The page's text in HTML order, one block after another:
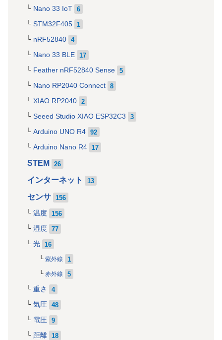
Nano 33 IoT 6
STM32F405 1
nRF52840 4
Nano 33 BLE 17
Feather nRF52840 Sense 5
Nano RP2040 Connect 8
XIAO RP2040 2
Seeed Studio XIAO ESP32C3 3
Arduino UNO R4 92
Arduino Nano R4 17
STEM 26
インターネット 13
センサ 156
温度 156
湿度 77
光 16
紫外線 1
赤外線 5
重さ 4
気圧 48
電圧 9
距離 18